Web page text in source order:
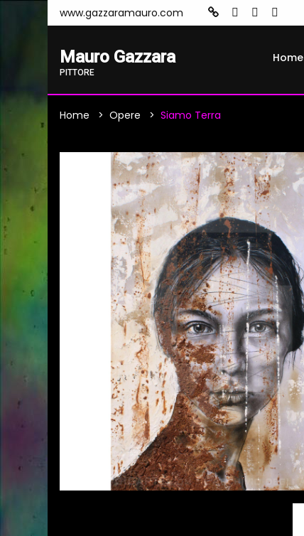
www.gazzaramauro.com
Mauro Gazzara
PITTORE
Home
Home Opere Siamo Terra